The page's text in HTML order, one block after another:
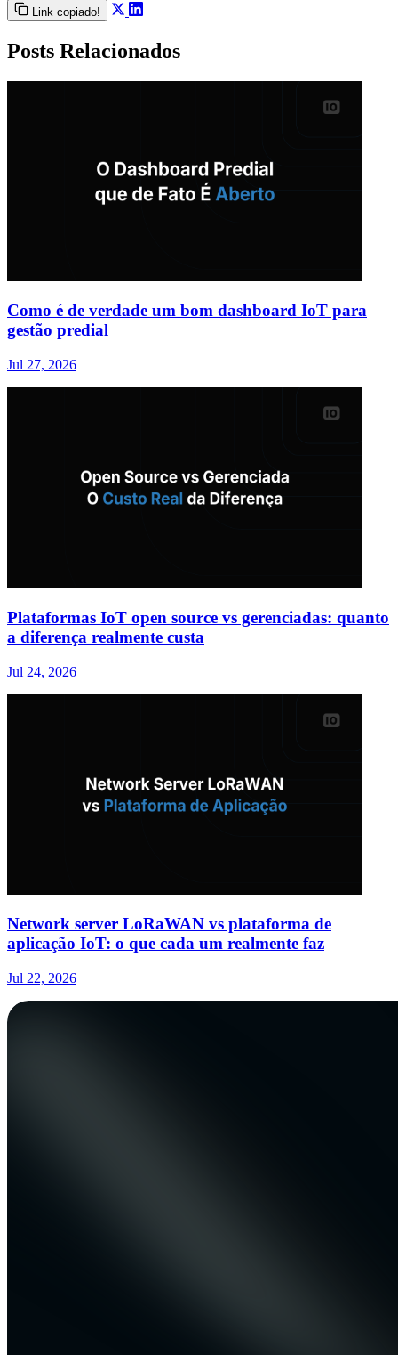
Link copiado!
Posts Relacionados
Como é de verdade um bom dashboard IoT para
gestão predial
Jul 27, 2026
Plataformas IoT open source vs gerenciadas: quanto
a diferença realmente custa
Jul 24, 2026
Network server LoRaWAN vs plataforma de
aplicação IoT: o que cada um realmente faz
Jul 22, 2026